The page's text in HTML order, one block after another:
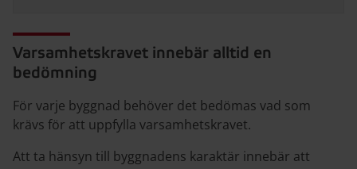
Varsamhetskravet innebär alltid en
bedömning
För varje byggnad behöver det bedömas vad som
krävs för att uppfylla varsamhetskravet.
Att ta hänsyn till byggnadens karaktär innebär att